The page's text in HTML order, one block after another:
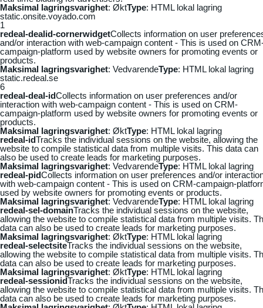
Maksimal lagringsvarighet: ØktType: HTML lokal lagring
static.onsite.voyado.com
1
redeal-dealid-cornerwidgetCollects information on user
and/or interaction with web-campaign content - This is used on
campaign-platform used by website owners for promoting events or
products.
Maksimal lagringsvarighet: VedvarendeType: HTML lokal lagring
static.redeal.se
6
redeal-deal-idCollects information on user preferences and/or
interaction with web-campaign content - This is used on CRM-
campaign-platform used by website owners for promoting events or
products.
Maksimal lagringsvarighet: ØktType: HTML lokal lagring
redeal-idTracks the individual sessions on the website, allowing the
website to compile statistical data from multiple visits. This data can
also be used to create leads for marketing purposes.
Maksimal lagringsvarighet: VedvarendeType: HTML lokal lagring
redeal-pidCollects information on user preferences and/or
with web-campaign content - This is used on CRM-campaign-
used by website owners for promoting events or products.
Maksimal lagringsvarighet: VedvarendeType: HTML lokal lagring
redeal-sel-domainTracks the individual sessions on the website,
allowing the website to compile statistical data from multiple visits.
data can also be used to create leads for marketing purposes.
Maksimal lagringsvarighet: ØktType: HTML lokal lagring
redeal-selectsiteTracks the individual sessions on the website,
allowing the website to compile statistical data from multiple visits.
data can also be used to create leads for marketing purposes.
Maksimal lagringsvarighet: ØktType: HTML lokal lagring
redeal-sessionidTracks the individual sessions on the website,
allowing the website to compile statistical data from multiple visits.
data can also be used to create leads for marketing purposes.